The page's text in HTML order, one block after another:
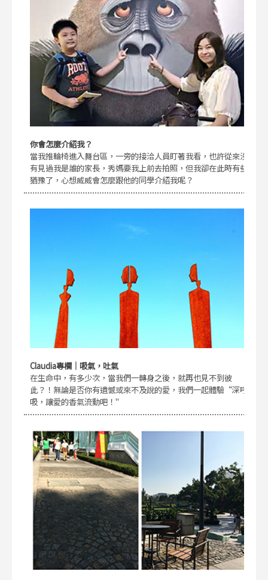
你會怎麼介紹我？
當我推輪椅進入舞台區，一旁的接洽人員盯著我看，也許從來沒
有見過我是誰的家長，秀媽要我上前去拍照，但我卻在此時有些
猶豫了，心想威威會怎麼跟他的同學介紹我呢？
Claudia專欄｜吸氣，吐氣
在生命中，有多少次，當我們一轉身之後，就再也見不到彼
此？！無論是否你有遺憾或來不及說的愛，我們一起體驗“深呼
吸，讓愛的香氣流動吧！"